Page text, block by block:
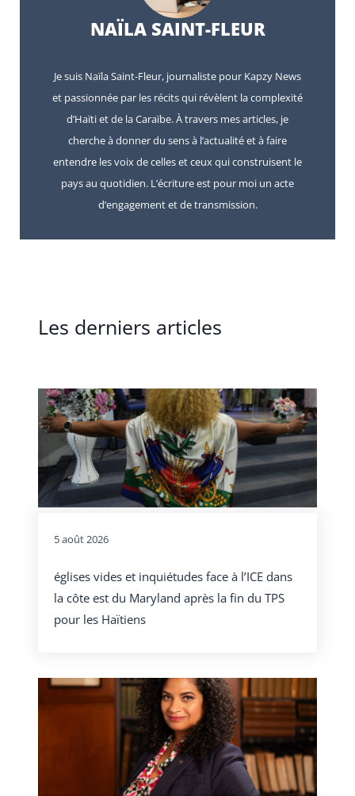
NAÏLA SAINT-FLEUR
Je suis Naïla Saint-Fleur, journaliste pour Kapzy News
et passionnée par les récits qui révèlent la complexité
d’Haïti et de la Caraïbe. À travers mes articles, je
cherche à donner du sens à l’actualité et à faire
entendre les voix de celles et ceux qui construisent le
pays au quotidien. L’écriture est pour moi un acte
d’engagement et de transmission.
Les derniers articles
5 août 2026
églises vides et inquiétudes face à l’ICE dans
la côte est du Maryland après la fin du TPS
pour les Haïtiens